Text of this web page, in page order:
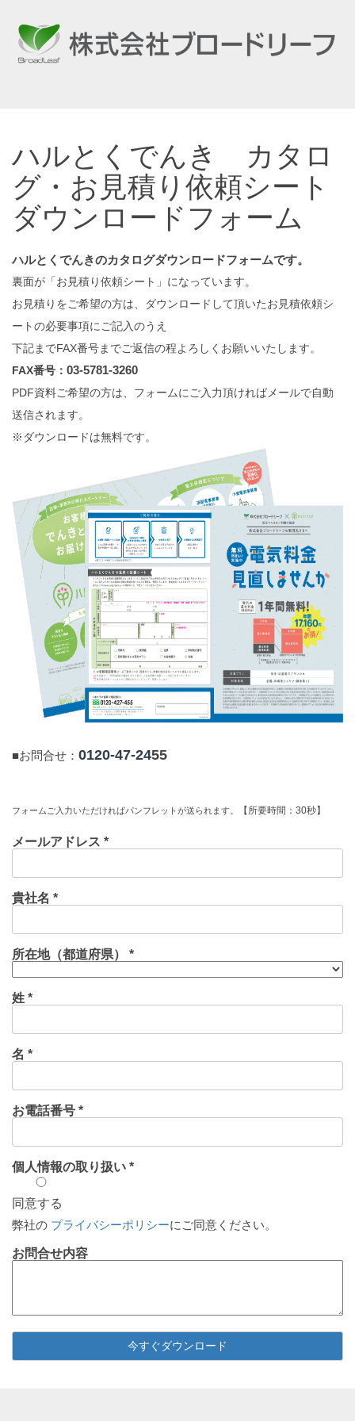
ハルとくでんき カタロ
グ・お見積り依頼シート
ダウンロードフォーム
ハルとくでんきのカタログダウンロードフォームです。
裏面が「お見積り依頼シート」になっています。
お見積りをご希望の方は、ダウンロードして頂いたお見積依頼シ
ートの必要事項にご記入のうえ
下記までFAX番号までご返信の程よろしくお願いいたします。
FAX番号： 03‐5781‐3260
PDF資料ご希望の方は、フォームにご入力頂ければメールで自動
送信されます。
※ダウンロードは無料です。
■お問合せ： 0120-47-2455
フォームご入力いただければパンフレットが送られます。 【所要時間：30秒】
メールアドレス *
貴社名 *
所在地（都道府県） *
姓 *
名 *
お電話番号 *
個人情報の取り扱い *
同意する
弊社の プライバシーポリシーにご同意ください。
お問合せ内容